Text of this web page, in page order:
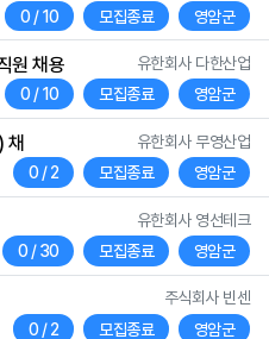
지역영암군
상태모집종료
채용인원
0 / 10
등록자
유한회사 다한산업
원 채용
지역영암군
상태모집종료
채용인원
0 / 10
등록자
유한회사 무영산업
채
지역영암군
상태모집종료
채용인원
0 / 2
등록자
유한회사 영선테크
지역영암군
상태모집종료
채용인원
0 / 30
등록자
주식회사 빈센
지역영암군
상태모집종료
채용인원
0 / 2